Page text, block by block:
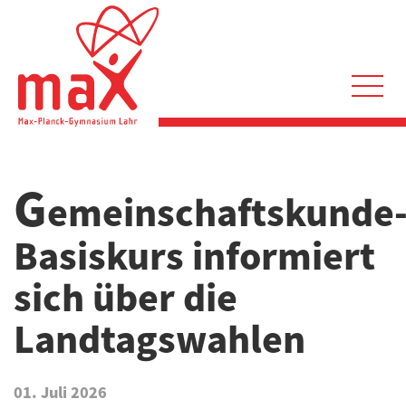
Hauptnavigation
G
Basiskurs informiert
sich über die
Landtagswahlen
01. Juli 2026